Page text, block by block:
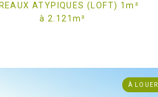
ATYPIQUES (LOFT) 1m ²
à 2.121 m²
À LOUER